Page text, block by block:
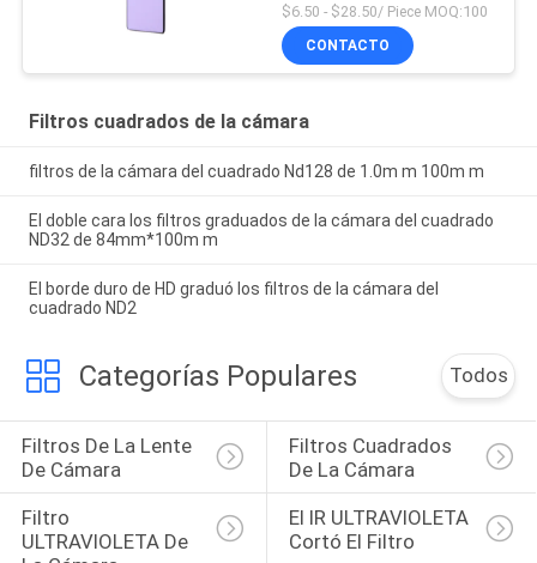
$6.50 - $28.50/ Piece MOQ:100
CONTACTO
Filtros cuadrados de la cámara
filtros de la cámara del cuadrado Nd128 de 1.0m m 100m m
El doble cara los filtros graduados de la cámara del cuadrado
ND32 de 84mm*100m m
El borde duro de HD graduó los filtros de la cámara del
cuadrado ND2
Categorías Populares Todos
Filtros De La Lente
De Cámara
Filtros Cuadrados
De La Cámara
Filtro
ULTRAVIOLETA De
El IR ULTRAVIOLETA
Cortó El Filtro